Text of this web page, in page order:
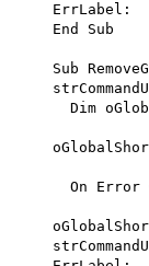
ErrLabel:
End Sub
Sub
Dim
On Error